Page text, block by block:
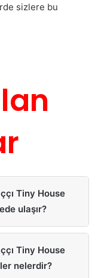
sizlere bu
Tiny House
ulaşır?
Tiny House
nelerdir?